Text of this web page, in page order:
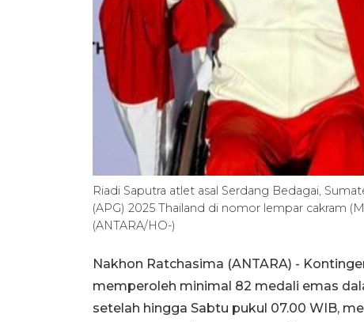
Riadi Saputra atlet asal Serdang Bedagai,
(APG) 2025 Thailand di nomor lempar cakram
(ANTARA/HO-)
Nakhon Ratchasima (ANTARA) -
memperoleh minimal 82 medali emas
setelah hingga Sabtu pukul 07.00 WIB,